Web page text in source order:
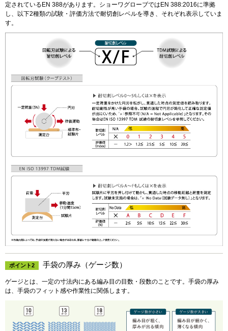
定されているEN 388があります。ショーワグローブではEN 388:2016に準拠
し、以下2種類の試験・評価方法で耐切創レベルを導き、それぞれ表示していま
す。
ポイント2 手袋の厚み（ゲージ数）
ゲージとは、一定の寸法内にある編み目の目数・段数のことです。手袋の厚み
は、手袋のフィット感や作業性に関係します。